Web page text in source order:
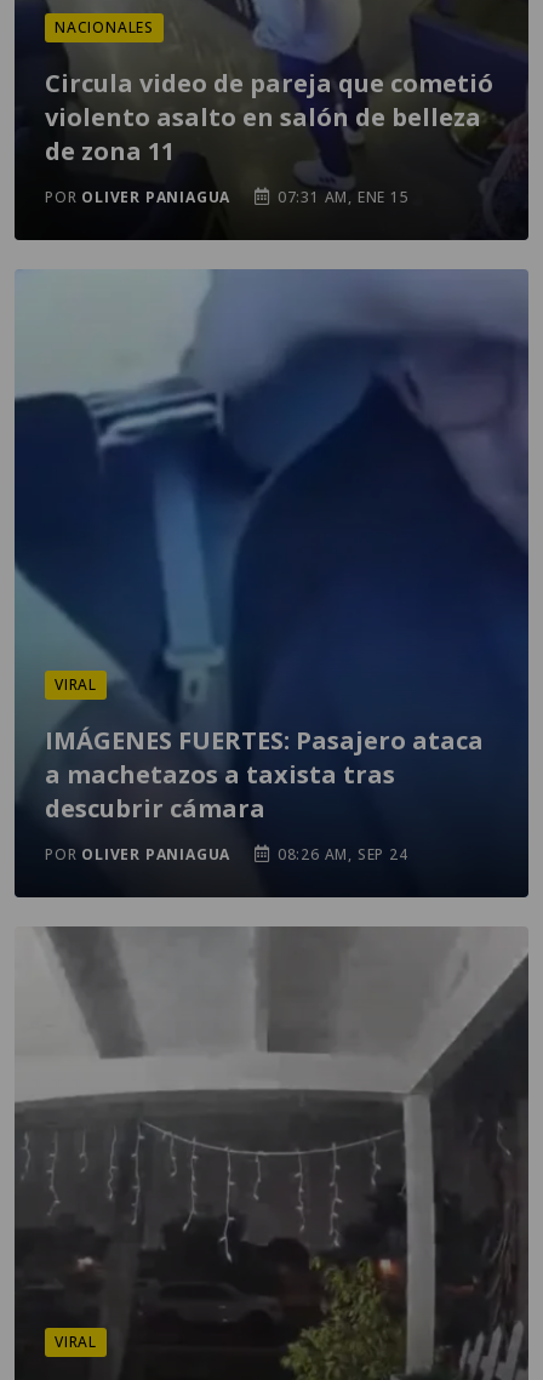
NACIONALES
Circula video de pareja que cometió
violento asalto en salón de belleza
de zona 11
POR OLIVER PANIAGUA 07:31 AM, ENE 15
VIRAL
IMÁGENES FUERTES: Pasajero ataca
a machetazos a taxista tras
descubrir cámara
POR OLIVER PANIAGUA 08:26 AM, SEP 24
VIRAL